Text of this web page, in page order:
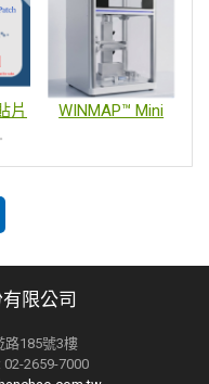
片 WINMAP™ Mini
限公司
路185號3樓
2659-7000